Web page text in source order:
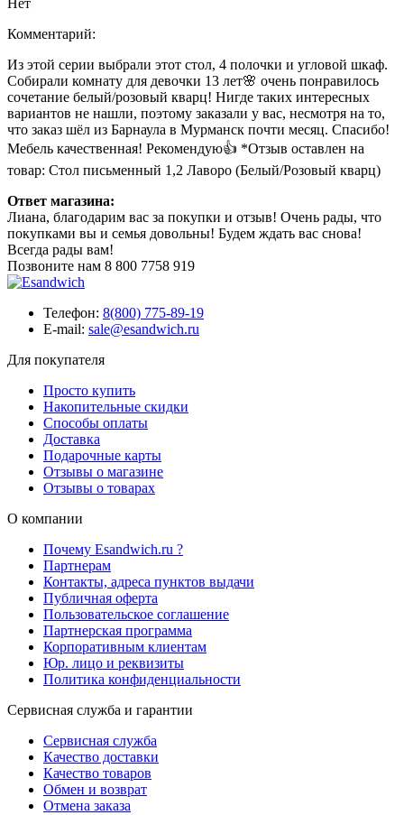
Нет
Комментарий:
Из этой серии выбрали этот стол, 4 полочки и угловой шкаф.
Собирали комнату для девочки 13 лет🌸 очень понравилось
сочетание белый/розовый кварц! Нигде таких интересных
вариантов не нашли, поэтому заказали у вас, несмотря на то,
что заказ шёл из Барнаула в Мурманск почти месяц. Спасибо!
Мебель качественная! Рекомендую👍 *Отзыв оставлен на
товар: Стол письменный 1,2 Лаворо (Белый/Розовый кварц)
Ответ магазина:
Лиана, благодарим вас за покупки и отзыв! Очень рады, что
покупками вы и семья довольны! Будем ждать вас снова!
Всегда рады вам!
Позвоните нам 8 800 7758 919
Телефон: 8(800) 775-89-19
E-mail: sale@esandwich.ru
Для покупателя
Просто купить
Накопительные скидки
Способы оплаты
Доставка
Подарочные карты
Отзывы о магазине
Отзывы о товарах
О компании
Почему Esandwich.ru ?
Партнерам
Контакты, адреса пунктов выдачи
Публичная оферта
Пользовательское соглашение
Партнерская программа
Корпоративным клиентам
Юр. лицо и реквизиты
Политика конфиденциальности
Сервисная служба и гарантии
Сервисная служба
Качество доставки
Качество товаров
Обмен и возврат
Отмена заказа